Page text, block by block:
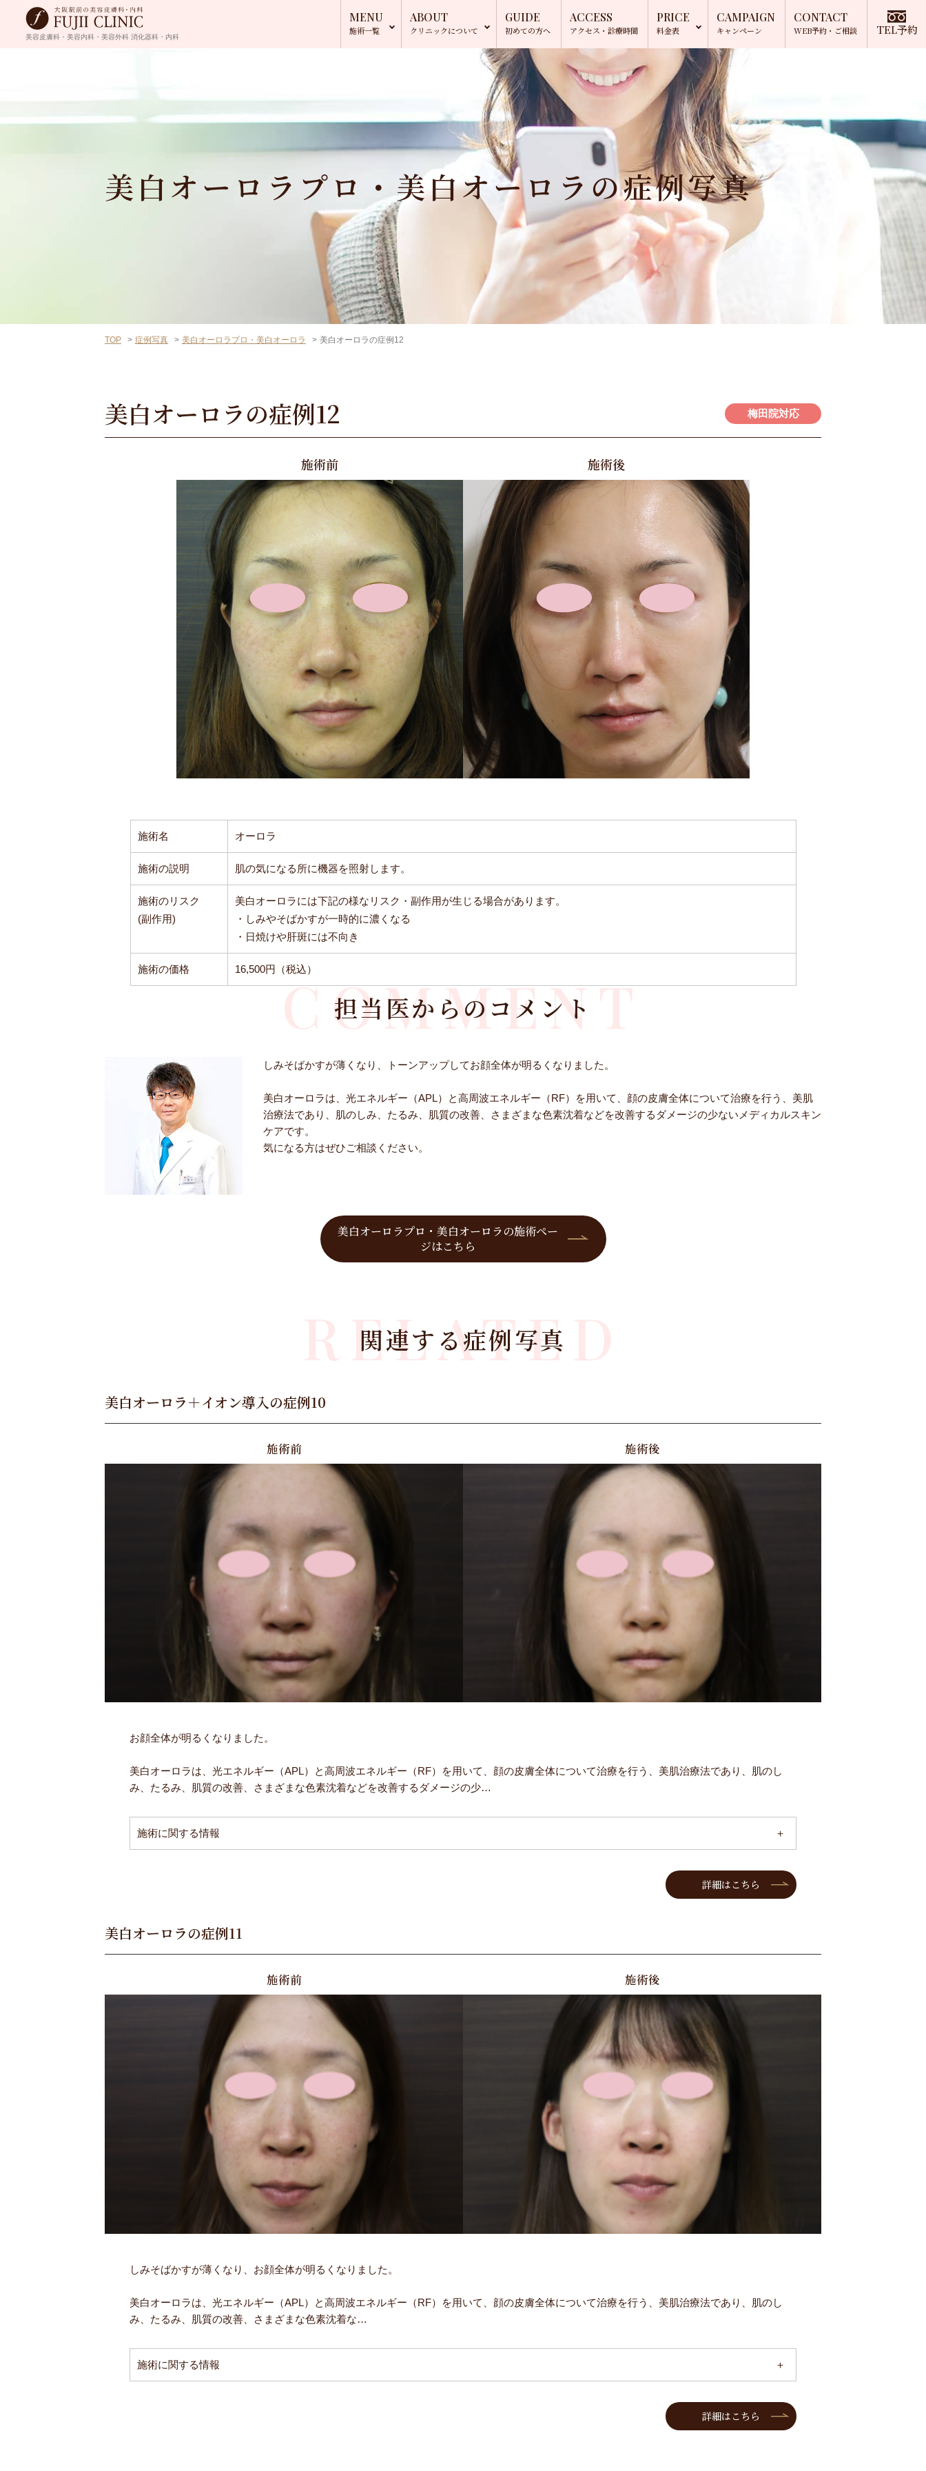
美容皮膚科・美容内科・美容外科 消化器科・内科
MENU
施術一覧
ABOUT
クリニックについて
GUIDE
初めての方へ
ACCESS
アクセス・ 診療時間
PRICE
料金表
CAMPAIGN
キャンペーン
CONTACT
WEB予約 ・ご相談 TEL予約
美白オーロラプロ・美白オーロラの症例写真
TOP 症例写真 美白オーロラプロ・美白オーロラ 美白オーロラの症例12
美白オーロラの症例12 梅田院対応
施術前 施術後
施術名 オーロラ
施術の説明 肌の気になる所に機器を照射します。
施術のリスク
(副作用)
美白オーロラには下記の様なリスク・副作用が生じる場合があります。
・しみやそばかすが一時的に濃くなる
・日焼けや肝斑には不向き
施術の価格 16,500円（税込）
担当医からのコメント
COMMENT
しみそばかすが薄くなり、トーンアップしてお顔全体が明るくなりました。
美白オーロラは、光エネルギー（APL）と高周波エネルギー（RF）を用いて、顔の皮膚全体について治療を行う、美肌
治療法であり、肌のしみ、たるみ、肌質の改善、さまざまな色素沈着などを改善するダメージの少ないメディカルスキン
ケアです。
気になる方はぜひご相談ください。
美白オーロラプロ・美白オーロラの施術ペー
ジはこちら
関連する症例写真
RELATED
美白オーロラ＋イオン導入の症例10
施術前 施術後
お顔全体が明るくなりました。
美白オーロラは、光エネルギー（APL）と高周波エネルギー（RF）を用いて、顔の皮膚全体について治療を行う、美肌治療法であり、肌のし
み、たるみ、肌質の改善、さまざまな色素沈着などを改善するダメージの少…
施術に関する情報
詳細はこちら
美白オーロラの症例11
施術前 施術後
しみそばかすが薄くなり、お顔全体が明るくなりました。
美白オーロラは、光エネルギー（APL）と高周波エネルギー（RF）を用いて、顔の皮膚全体について治療を行う、美肌治療法であり、肌のし
み、たるみ、肌質の改善、さまざまな色素沈着な…
施術に関する情報
詳細はこちら